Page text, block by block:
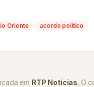
Oriente acordo político
em RTP Notícias. O